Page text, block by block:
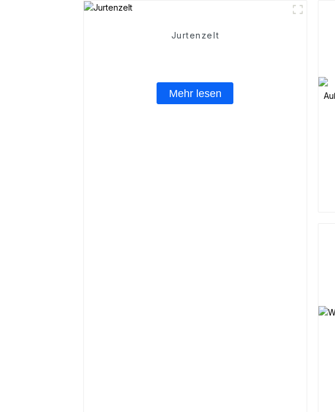
Jurtenzelt
Mehr lesen